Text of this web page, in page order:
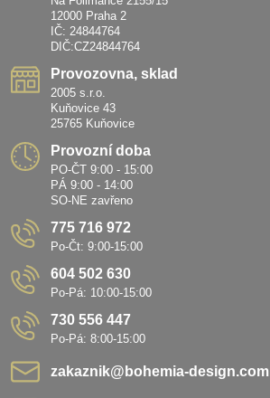
12000 Praha 2
IČ: 24844764
DIČ:CZ24844764
Provozovna, sklad
2005 s.r.o.
Kuňovice 43
25765 Kuňovice
Provozní doba
PO-ČT 9:00 - 15:00
PÁ 9:00 - 14:00
SO-NE zavřeno
775 716 972
Po-Čt: 9:00-15:00
604 502 630
Po-Pá: 10:00-15:00
730 556 447
Po-Pá: 8:00-15:00
zakaznik​@bohemia-design​.com